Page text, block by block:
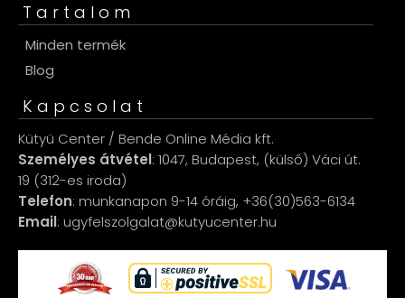
Tartalom
Minden termék
Blog
Kapcsolat
Kütyü Center / Bende Online Média kft.
Személyes átvétel: 1047, Budapest, (külső) Váci út.
19 (312-es iroda)
Telefon: munkanapon 9-14 óráig, +36(30)563-6134
Email: ugyfelszolgalat@kutyucenter.hu